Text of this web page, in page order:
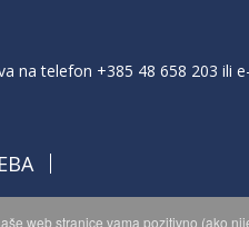
na telefon +385 48 658 203 ili
web stranice vama pozitivno (ako